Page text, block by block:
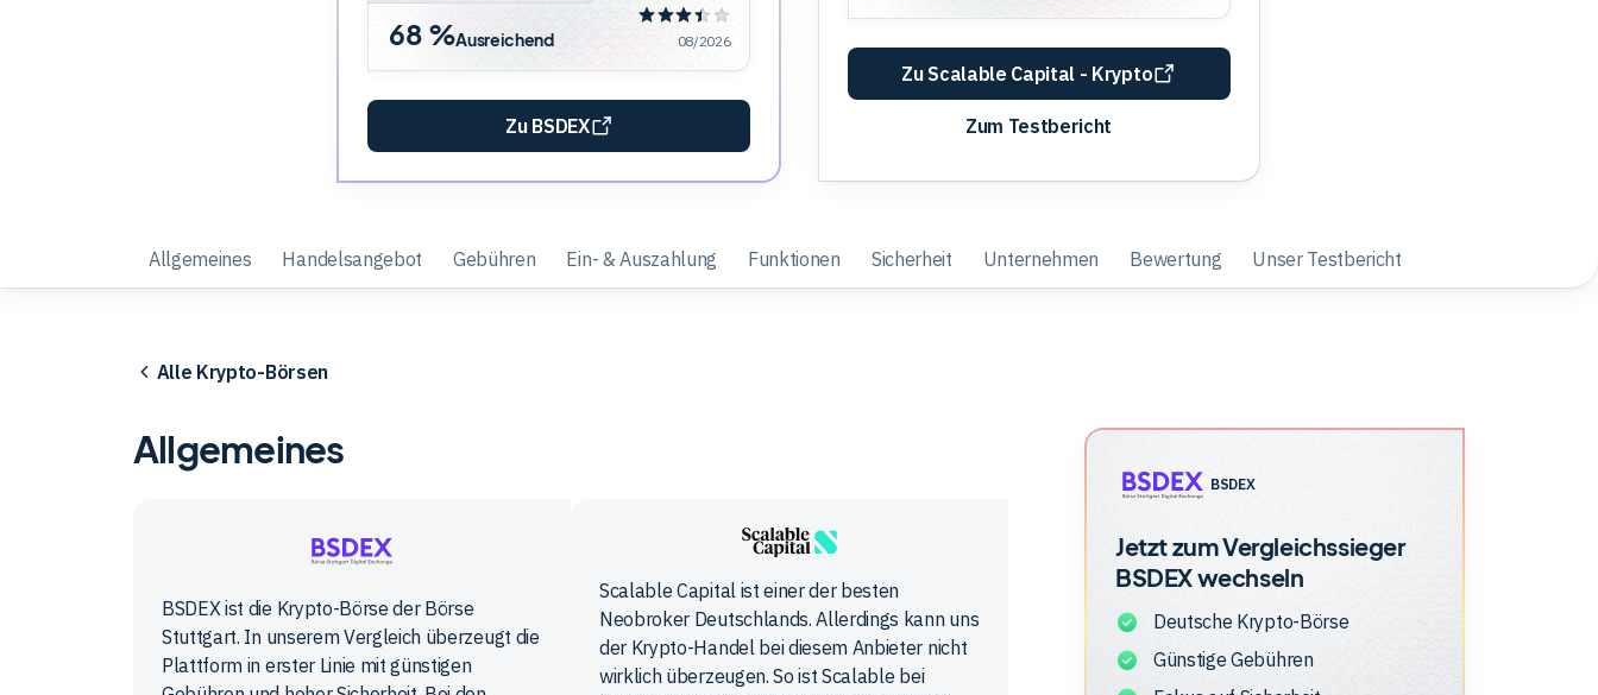
68 %Ausreichend 08/2026
Zu BSDEX
Zu Scalable Capital - Krypto
Zum Testbericht
Allgemeines Handelsangebot Gebühren Ein- & Auszahlung Funktionen Sicherheit Unternehmen Bewertung Unser Testbericht
Alle Krypto-Börsen
Allgemeines
Börse
Stuttgart
Digital
BSDEX ist die Krypto-Börse der Börse
Stuttgart. In unserem Vergleich überzeugt die
Plattform in erster Linie mit günstigen
Scalable
Capital
Scalable Capital ist einer der besten
Neobroker Deutschlands. Allerdings kann uns
der Krypto-Handel bei diesem Anbieter nicht
wirklich überzeugen. So ist Scalable bei
BSDEX
Jetzt zum Vergleichssieger
BSDEXwechseln
Deutsche Krypto-Börse
Günstige Gebühren